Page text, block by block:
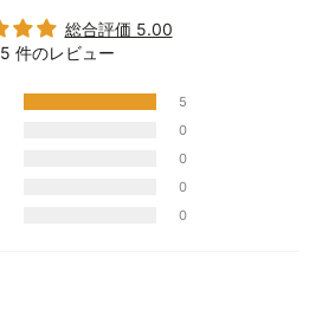
総合評価 5.00
5 件のレビュー
5
0
0
0
0